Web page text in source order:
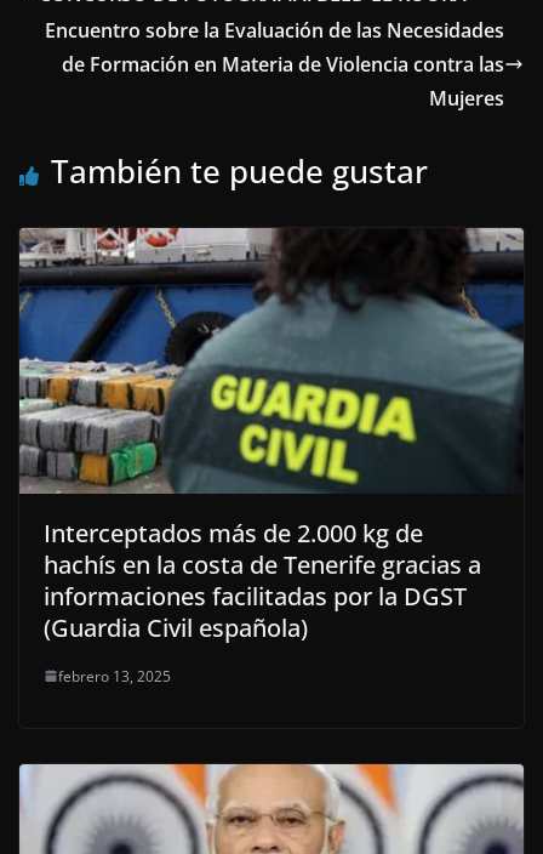
Encuentro sobre la Evaluación de las Necesidades
de Formación en Materia de Violencia contra las
Mujeres
También te puede gustar
Interceptados más de 2.000 kg de
hachís en la costa de Tenerife gracias a
informaciones facilitadas por la DGST
(Guardia Civil española)
febrero 13, 2025